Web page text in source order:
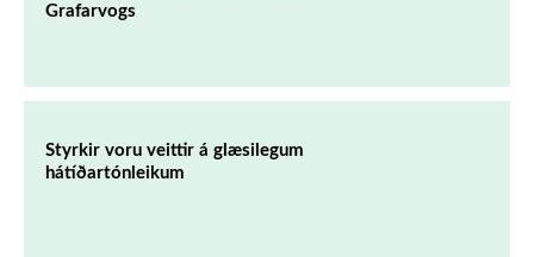
Grafarvogs
Styrkir voru veittir á glæsilegum
hátíðartónleikum